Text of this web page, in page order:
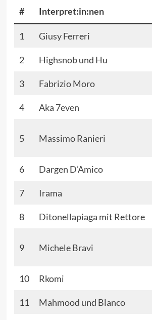
# Interpret:in:nen
1 Giusy Ferreri
2 Highsnobund Hu
3 Fabrizio Moro
4 Aka 7even
5 Massimo Ranieri
6 Dargen D’Amico
7 Irama
8 Ditonellapiaga mit Rettore
9 Michele Bravi
10 Rkomi
11 Mahmood und Blanco